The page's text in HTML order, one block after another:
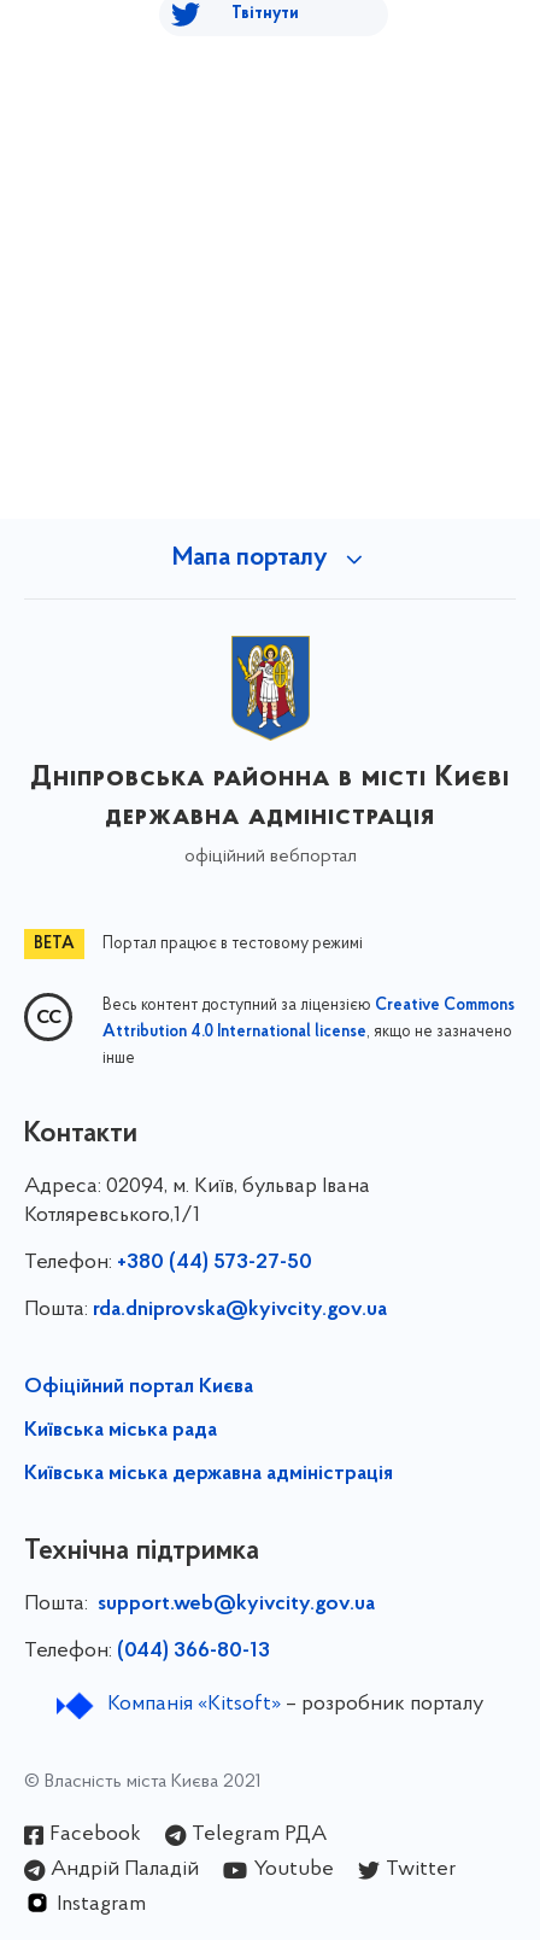
Твітнути
Мапа порталу
Дніпровська районна в місті Києві
державна адміністрація
офіційний вебпортал
Портал працює в тестовому режимі
Весь контент доступний за ліцензією Creative Commons
Attribution 4.0 International license, якщо не зазначено
інше
Контакти
Адреса: 02094, м. Київ, бульвар Івана
Котляревського,1/1
Телефон: +380 (44) 573-27-50
Пошта: rda.dniprovska@kyivcity.gov.ua
Офіційний портал Києва
Київська міська рада
Київська міська державна адміністрація
Технічна підтримка
Пошта: support.web@kyivcity.gov.ua
Телефон: (044) 366-80-13
Компанія «Kitsoft»– розробник порталу
© Власність міста Києва 2021
Facebook
Telegram РДА
Андрій Паладій
Youtube
Twitter
Instagram